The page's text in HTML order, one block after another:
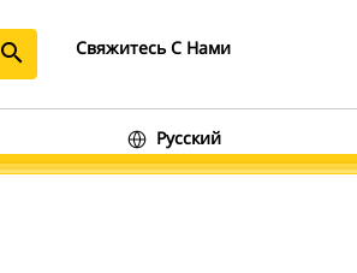
search Свяжитесь С Нами
Русский